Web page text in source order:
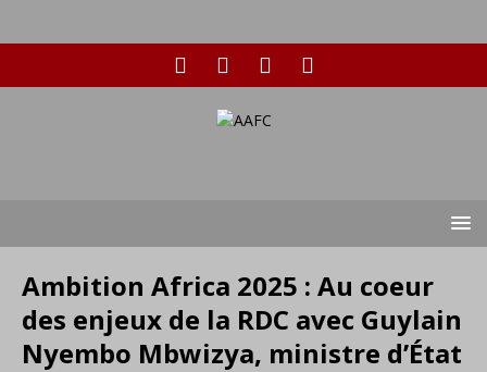
Ambition Africa 2025 : Au coeur
des enjeux de la RDC avec Guylain
Nyembo Mbwizya, ministre d’État